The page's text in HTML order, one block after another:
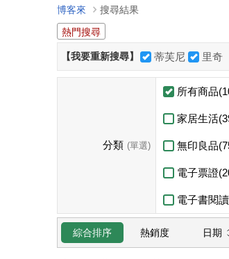
博客來
搜尋結果
熱門搜尋
【我要重新搜尋】 蒂芙尼 里奇
分類 (單選)
所有商品
家居生活
無印良品
電子票證
電子書閱
綜合排序 熱銷度 日期